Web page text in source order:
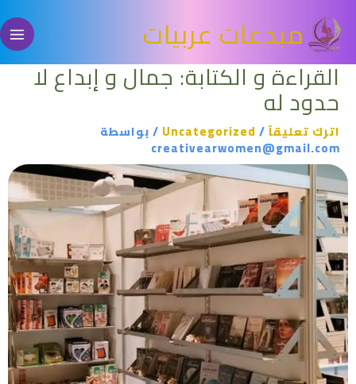
إلى
المحتوىمبدعات عربيات
القراءة و الكتابة: جمال و إبداع لا
حدود له
اترك تعليقاً/
Uncategorized / بواسطة
creativearwomen@gmail.com